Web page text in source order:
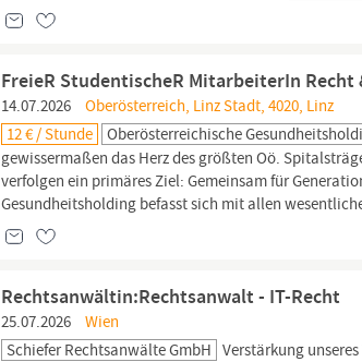
FreieR StudentischeR MitarbeiterIn
14.07.2026
Oberösterreich, Linz Stadt, 4020, Linz
12 € / Stunde
Oberösterreichische
gewissermaßen das Herz des größten Oö.
verfolgen ein primäres Ziel: Gemeinsam für
Gesundheitsholding befasst sich mit allen
Rechtsanwältin:Rechtsanwalt - IT-Recht
25.07.2026
Wien
Schiefer Rechtsanwälte GmbH Verstärkung